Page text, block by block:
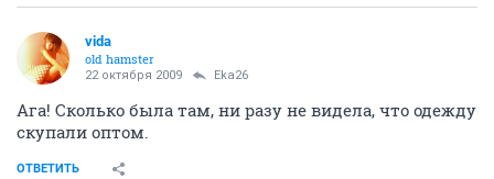
vida
old hamster
22 октября 2009 Eka26
Ага! Сколько была там, ни разу не видела, что одежду
скупали оптом.
ОТВЕТИТЬ